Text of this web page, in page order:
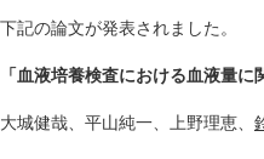
下記の論文が発表されました。
「血液培養検査における血液量
大城健哉、平山純一、上野理恵、